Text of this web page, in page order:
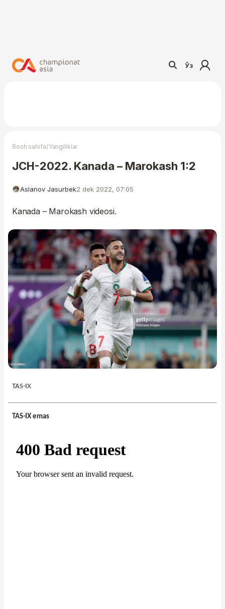
Ўз
Bosh sahifa/Yangiliklar
JCH-2022. Kanada – Marokash 1:2
Aslanov Jasurbek2 dek 2022, 07:05
Kanada – Marokash videosi.
TAS-IX
TAS-IX emas